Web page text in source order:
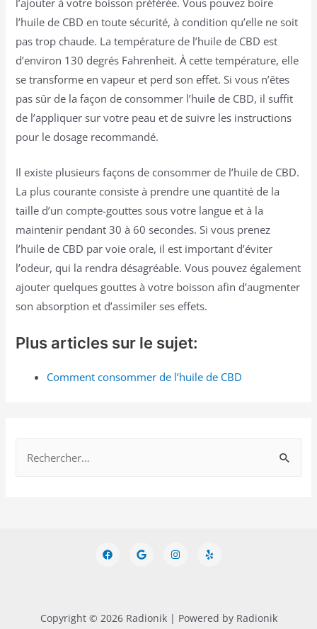
l’huile de CBD en toute sécurité, à condition qu’elle ne soit
pas trop chaude. La température de l’huile de CBD est
d’environ 130 degrés Fahrenheit. À cette température, elle
se transforme en vapeur et perd son effet. Si vous n’êtes
pas sûr de la façon de consommer l’huile de CBD, il suffit
de l’appliquer sur votre peau et de suivre les instructions
pour le dosage recommandé.
Il existe plusieurs façons de consommer de l’huile de CBD.
La plus courante consiste à prendre une quantité de la
taille d’un compte-gouttes sous votre langue et à la
maintenir pendant 30 à 60 secondes. Si vous prenez
l’huile de CBD par voie orale, il est important d’éviter
l’odeur, qui la rendra désagréable. Vous pouvez également
ajouter quelques gouttes à votre boisson afin d’augmenter
son absorption et d’assimiler ses effets.
Plus articles sur le sujet:
Comment consommer de l’huile de CBD
Copyright © 2026 Radionik | Powered by Radionik